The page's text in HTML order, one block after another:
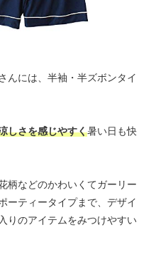
んには、半袖・半ズボンタイ
しさを感じやすく暑い日も快
柄などのかわいくてガーリー
ーティータイプまで、デザイ
りのアイテムをみつけやすい